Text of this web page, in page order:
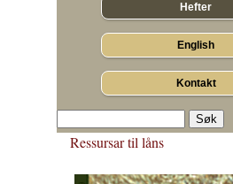
Hefter
English
Kontakt
Ressursar til låns